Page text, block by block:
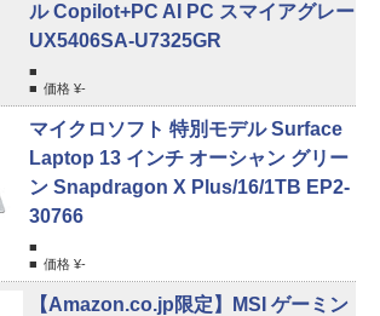
ル Copilot+PC AI PC スマイアグレー
UX5406SA-U7325GR
価格 ¥-
マイクロソフト 特別モデル Surface
Laptop 13 インチ オーシャン グリー
ン Snapdragon X Plus/16/1TB EP2-
30766
価格 ¥-
【Amazon.co.jp限定】MSI ゲーミン